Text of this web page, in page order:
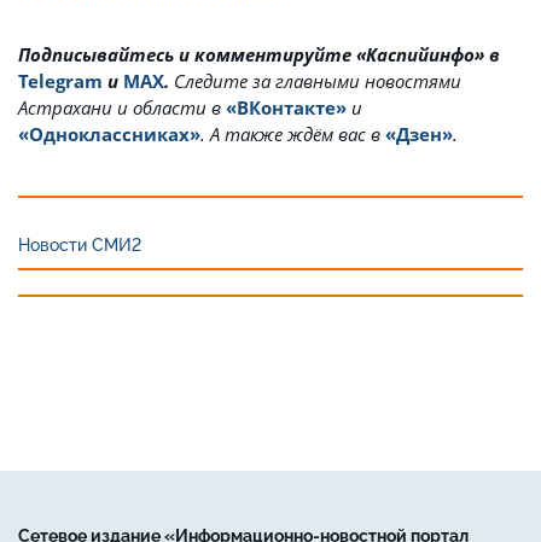
Подписывайтесь и комментируйте «Каспийинфо» в
Telegram и MAX. Cледите за главными новостями
Астрахани и области в «ВКонтакте» и
«Одноклассниках». А также ждём вас в «Дзен».
Новости СМИ2
Сетевое издание «Информационно-новостной портал